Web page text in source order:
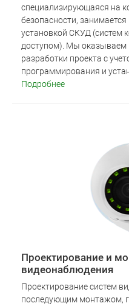
специализирующаяся на
безопасности,
установкой СКУД (систем
доступом). Мы оказываем
разработки проекта с
программирования и
Подробнее
Проектирование и
видеонаблюдения
Проектирование систем
последующим монтажом,